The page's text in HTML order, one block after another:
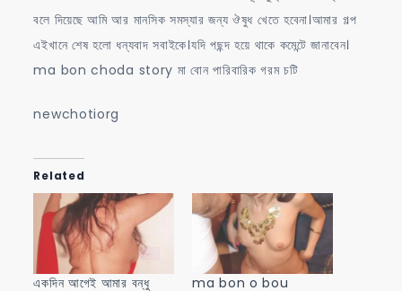
বলে দিয়েছে আমি আর মানসিক সমস্যার জন্য ঔষুধ খেতে হবেনা।আমার গল্প
এইখানে শেষ হলো ধন্যবাদ সবাইকে।যদি পছন্দ হয়ে থাকে কমেন্টে জানাবেন।
ma bon choda story মা বোন পারিবারিক গরম চটি
newchotiorg
Related
একদিন আগেই আমার বন্ধু
ma bon o bou